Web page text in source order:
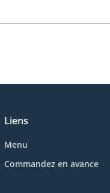
Liens
Menu
Commandez en avance